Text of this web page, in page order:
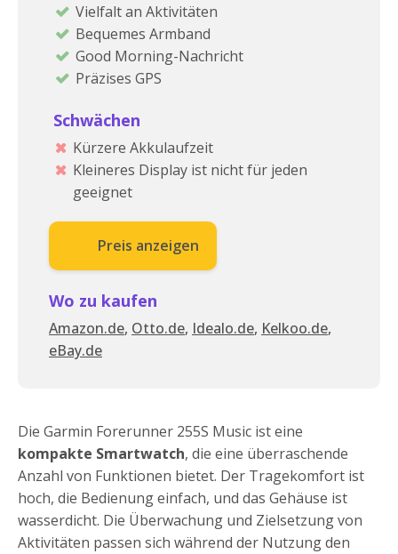
Vielfalt an Aktivitäten
Bequemes Armband
Good Morning-Nachricht
Präzises GPS
Schwächen
Kürzere Akkulaufzeit
Kleineres Display ist nicht für jeden
geeignet
Preis anzeigen
Wo zu kaufen
Amazon.de, Otto.de, Idealo.de, Kelkoo.de,
eBay.de
Die Garmin Forerunner 255S Music ist eine
kompakte Smartwatch, die eine überraschende
Anzahl von Funktionen bietet. Der Tragekomfort ist
hoch, die Bedienung einfach, und das Gehäuse ist
wasserdicht. Die Überwachung und Zielsetzung von
Aktivitäten passen sich während der Nutzung den